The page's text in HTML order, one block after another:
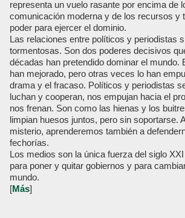
representa un vuelo rasante por encima de
comunicación moderna y de los recursos y
poder para ejercer el dominio.
Las relaciones entre políticos y periodistas
tormentosas. Son dos poderes decisivos
décadas han pretendido dominar el mundo.
han mejorado, pero otras veces lo han
drama y el fracaso. Políticos y periodistas
luchan y cooperan, nos empujan hacia el
nos frenan. Son como las hienas y los
limpian huesos juntos, pero sin soportarse.
misterio, aprenderemos también a
fechorías.
Los medios son la única fuerza del siglo
para poner y quitar gobiernos y para
mundo.
[Más]